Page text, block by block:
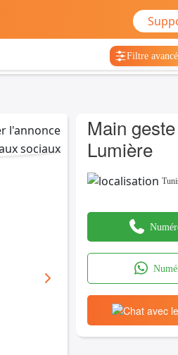
Filtre avancé
Main
Lumière